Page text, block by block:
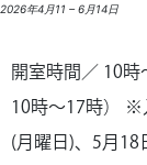
2026年4月11 –6月14日
開室時間／ 10
10時～17時） ※
(月曜日)、5月